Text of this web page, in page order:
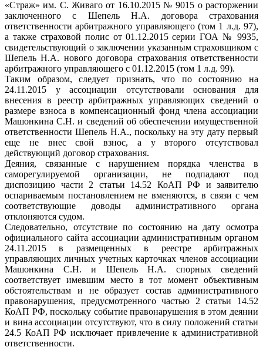
«Страж» им. С. Живаго от 16.10.2015 № 9015 о расторжении
заключенного с Шепель Н.А. договора страхования
ответственности арбитражного управляющего (том 1 л.д. 97),
а также страховой полис от 01.12.2015 серии ГОА № 9935,
свидетельствующий о заключении указанным страховщиком с
Шепель Н.А. нового договора страхования ответственности
арбитражного управляющего с 01.12.2015 (том 1 л.д. 99).
Таким образом, следует признать, что по состоянию на
24.11.2015 у ассоциации отсутствовали основания для
внесения в реестр арбитражных управляющих сведений о
размере взноса в компенсационный фонд члена ассоциации
Машонкина С.Н. и сведений об обеспечении имущественной
ответственности Шепель Н.А., поскольку на эту дату первый
еще не внес свой взнос, а у второго отсутствовал
действующий договор страхования.
Деяния, связанные с нарушением порядка членства в
саморегулируемой организации, не подпадают под
диспозицию части 2 статьи 14.52 КоАП РФ и заявителю
оспариваемым постановлением не вменяются, в связи с чем
соответствующие доводы административного органа
отклоняются судом.
Следовательно, отсутствие по состоянию на дату осмотра
официального сайта ассоциации административным органом
24.11.2015 в размещенных в реестре арбитражных
управляющих личных учетных карточках членов ассоциации
Машонкина С.Н. и Шепель Н.А. спорных сведений
соответствует имевшим место в тот момент объективным
обстоятельствам и не образует состав административного
правонарушения, предусмотренного частью 2 статьи 14.52
КоАП РФ, поскольку событие правонарушения в этом деянии
и вина ассоциации отсутствуют, что в силу положений статьи
24.5 КоАП РФ исключает привлечение к административной
ответственности.